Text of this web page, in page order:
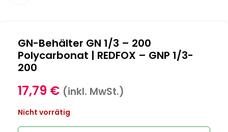
GN-Behälter GN 1/3 – 200
Polycarbonat | REDFOX – GNP 1/3-
200
17,79 € (inkl. MwSt.)
Nicht vorrätig